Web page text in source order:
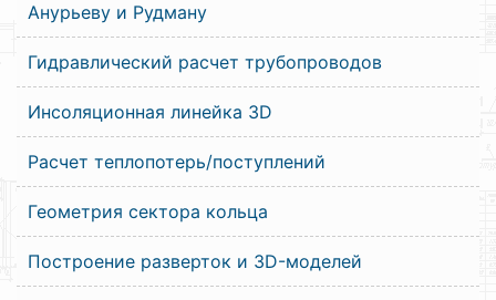
Анурьеву и Рудману
Гидравлический расчет трубопроводов
Инсоляционная линейка 3D
Расчет теплопотерь/поступлений
Геометрия сектора кольца
Построение разверток и 3D-моделей